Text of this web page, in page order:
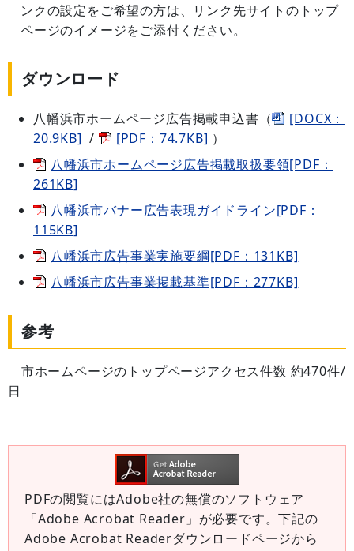
ンクの設定をご希望の方は、リンク先サイトのトップ
ページのイメージをご添付ください。
ダウンロード
八幡浜市ホームページ広告掲載申込書（
[DOCX：
20.9KB] / [PDF：74.7KB] ）
八幡浜市ホームページ広告掲載取扱要領[PDF：
261KB]
八幡浜市バナー広告表現ガイドライン[PDF：
115KB]
八幡浜市広告事業実施要綱[PDF：131KB]
八幡浜市広告事業掲載基準[PDF：277KB]
参考
市ホームページのトップページアクセス件数 約470件/
日
PDFの閲覧にはAdobe社の無償のソフトウェア
「Adobe Acrobat Reader」が必要です。下記の
Adobe Acrobat Readerダウンロードページから